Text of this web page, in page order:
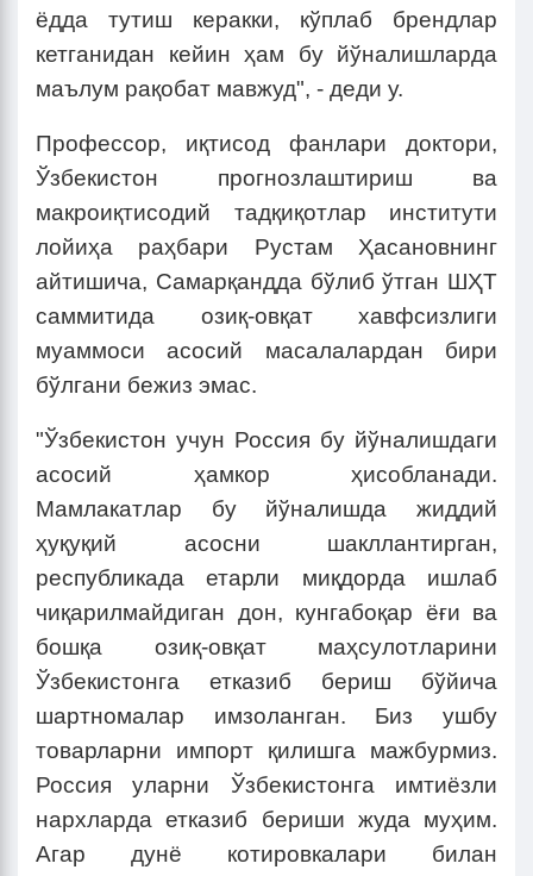
ёдда тутиш керакки, кўплаб брендлар
кетганидан кейин ҳам бу йўналишларда
маълум рақобат мавжуд", - деди у.
Профессор, иқтисод фанлари доктори,
Ўзбекистон прогнозлаштириш ва
макроиқтисодий тадқиқотлар институти
лойиҳа раҳбари Рустам Ҳасановнинг
айтишича, Самарқандда бўлиб ўтган ШҲТ
саммитида озиқ-овқат хавфсизлиги
муаммоси асосий масалалардан бири
бўлгани бежиз эмас.
"Ўзбекистон учун Россия бу йўналишдаги
асосий ҳамкор ҳисобланади.
Мамлакатлар бу йўналишда жиддий
ҳуқуқий асосни шакллантирган,
республикада етарли миқдорда ишлаб
чиқарилмайдиган дон, кунгабоқар ёғи ва
бошқа озиқ-овқат маҳсулотларини
Ўзбекистонга етказиб бериш бўйича
шартномалар имзоланган. Биз ушбу
товарларни импорт қилишга мажбурмиз.
Россия уларни Ўзбекистонга имтиёзли
нархларда етказиб бериши жуда муҳим.
Агар дунё котировкалари билан